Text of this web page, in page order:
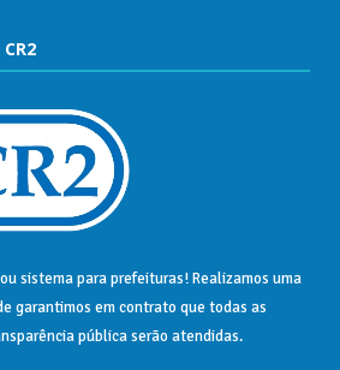
ousistema para prefeituras! Realizamos uma
garantimos em contrato que todas as
públicaserão atendidas.